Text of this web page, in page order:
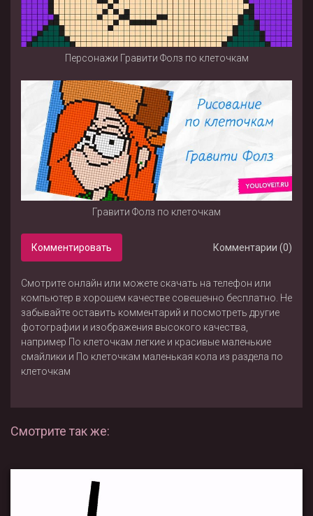
Персонажи Гравити Фолз по клеточкам
Гравити Фолз по клеточкам
Комментировать Комментарии (0)
Смотрите онлайн или можете скачать на телефон или
компьютер в хорошем качестве совешенно бесплатно. Не
забывайте оставить комментарий и посмотреть другие
фотографии и изображения высокого качества,
например По клеточкам легкие и красивые маленькие
смайлики и По клеточкам маленькая кола из раздела по
клеточкам
Смотрите так же: